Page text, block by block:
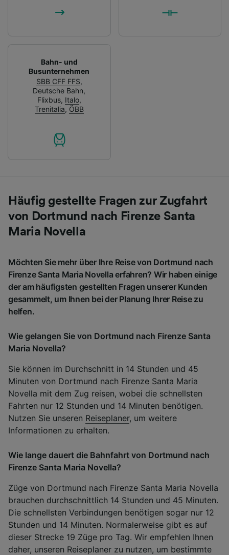
Bahn- und
Busunternehmen
SBB CFF FFS,
Deutsche Bahn,
Flixbus, Italo,
Trenitalia, ÖBB
Häufig gestellte Fragen zur Zugfahrt
von Dortmund nach Firenze Santa
Maria Novella
Möchten Sie mehr über Ihre Reise von Dortmund nach
Firenze Santa Maria Novella erfahren? Wir haben einige
der am häufigsten gestellten Fragen unserer Kunden
gesammelt, um Ihnen bei der Planung Ihrer Reise zu
helfen.
Wie gelangen Sie von Dortmund nach Firenze Santa
Maria Novella?
Sie können im Durchschnitt in 14 Stunden und 45
Minuten von Dortmund nach Firenze Santa Maria
Novella mit dem Zug reisen, wobei die schnellsten
Fahrten nur 12 Stunden und 14 Minuten benötigen.
Nutzen Sie unseren Reiseplaner, um weitere
Informationen zu erhalten.
Wie lange dauert die Bahnfahrt von Dortmund nach
Firenze Santa Maria Novella?
Züge von Dortmund nach Firenze Santa Maria Novella
brauchen durchschnittlich 14 Stunden und 45 Minuten.
Die schnellsten Verbindungen benötigen sogar nur 12
Stunden und 14 Minuten. Normalerweise gibt es auf
dieser Strecke 19 Züge pro Tag. Wir empfehlen Ihnen
daher, unseren Reiseplaner zu nutzen, um bestimmte